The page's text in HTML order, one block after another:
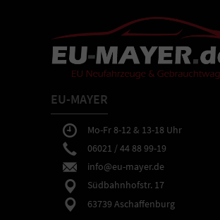
EU-MAYER
Mo-Fr 8-12 & 13-18 Uhr
06021 / 44 88 99-19
info@eu-mayer.de
Südbahnhofstr. 17
63739 Aschaffenburg